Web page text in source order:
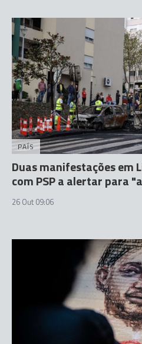
PAÍS
Duas manifestações em
com PSP a alertar para
26 Out 09:06